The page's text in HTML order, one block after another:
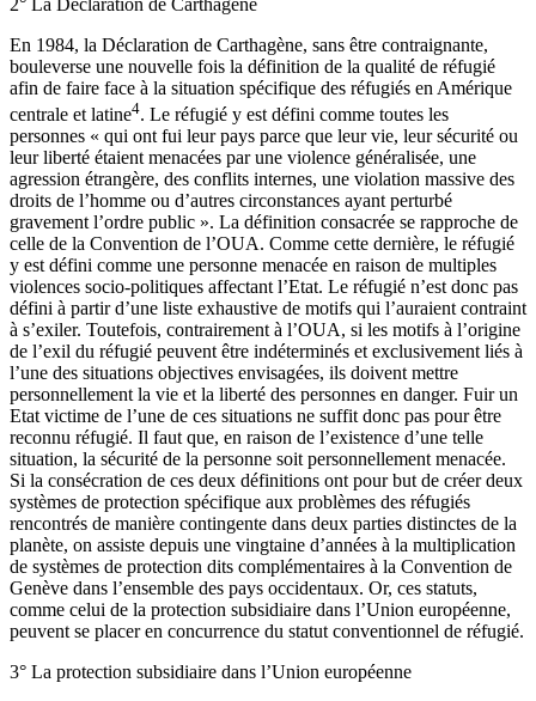
En 1984, la Déclaration de Carthagène, sans être contraignante,
bouleverse une nouvelle fois la définition de la qualité de réfugié
afin de faire face à la situation spécifique des réfugiés en Amérique
centrale et latine4. Le réfugié y est défini comme toutes les
personnes « qui ont fui leur pays parce que leur vie, leur sécurité ou
leur liberté étaient menacées par une violence généralisée, une
agression étrangère, des conflits internes, une violation massive des
droits de l’homme ou d’autres circonstances ayant perturbé
gravement l’ordre public ». La définition consacrée se rapproche de
celle de la Convention de l’OUA. Comme cette dernière, le réfugié
y est défini comme une personne menacée en raison de multiples
violences socio-politiques affectant l’Etat. Le réfugié n’est donc pas
défini à partir d’une liste exhaustive de motifs qui l’auraient contraint
à s’exiler. Toutefois, contrairement à l’OUA, si les motifs à l’origine
de l’exil du réfugié peuvent être indéterminés et exclusivement liés à
l’une des situations objectives envisagées, ils doivent mettre
personnellement la vie et la liberté des personnes en danger. Fuir un
Etat victime de l’une de ces situations ne suffit donc pas pour être
reconnu réfugié. Il faut que, en raison de l’existence d’une telle
situation, la sécurité de la personne soit personnellement menacée.
Si la consécration de ces deux définitions ont pour but de créer deux
systèmes de protection spécifique aux problèmes des réfugiés
rencontrés de manière contingente dans deux parties distinctes de la
planète, on assiste depuis une vingtaine d’années à la multiplication
de systèmes de protection dits complémentaires à la Convention de
Genève dans l’ensemble des pays occidentaux. Or, ces statuts,
comme celui de la protection subsidiaire dans l’Union européenne,
peuvent se placer en concurrence du statut conventionnel de réfugié.
3° La protection subsidiaire dans l’Union européenne